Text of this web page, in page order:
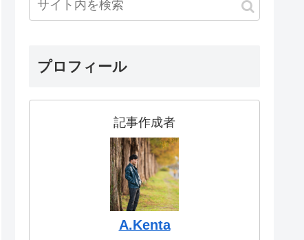
プロフィール
記事作成者
A.Kenta